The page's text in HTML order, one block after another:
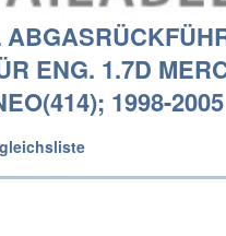
ENG. 1.7D
1998-2005